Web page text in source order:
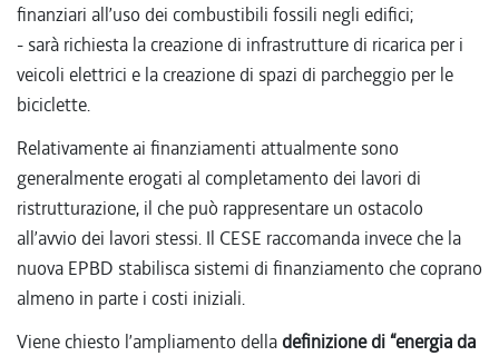
finanziari all’uso dei combustibili fossili negli edifici;
- sarà richiesta la creazione di infrastrutture di ricarica per i
veicoli elettrici e la creazione di spazi di parcheggio per le
biciclette.
Relativamente ai finanziamenti attualmente sono
generalmente erogati al completamento dei lavori di
ristrutturazione, il che può rappresentare un ostacolo
all’avvio dei lavori stessi. Il CESE raccomanda invece che la
nuova EPBD stabilisca sistemi di finanziamento che coprano
almeno in parte i costi iniziali.
Viene chiesto l’ampliamento della definizione di “energia da